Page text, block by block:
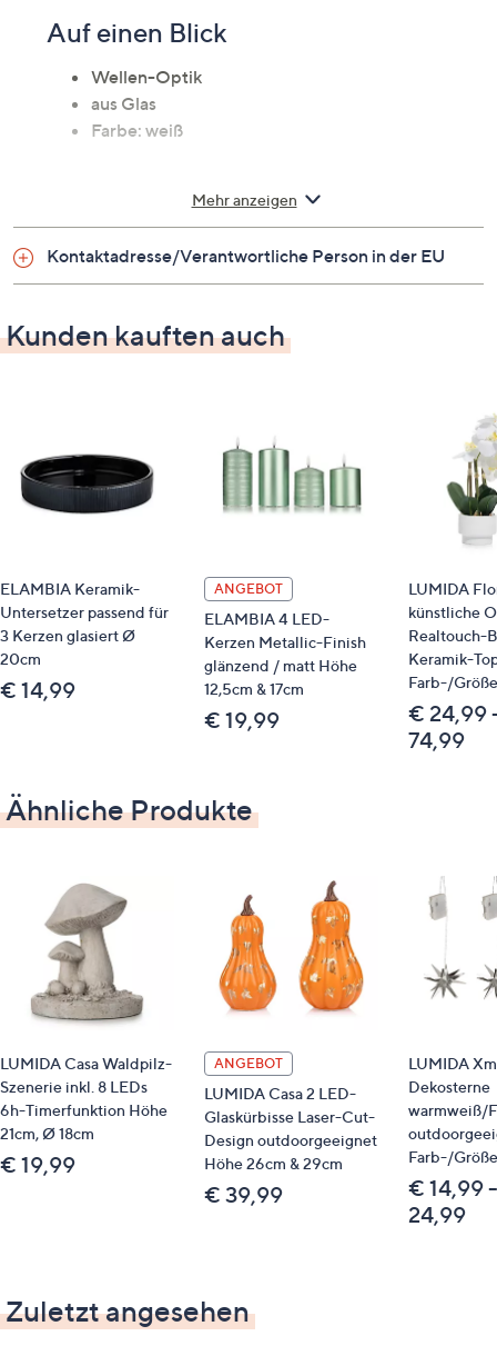
Auf einen Blick
Wellen-Optik
aus Glas
Farbe: weiß
klein: ca. 18 x 16 x 18 cm (B x H x T)
groß: ca. 18 x 21 x18 cm (B x H x T)
trocken abstauben
GTIN: 4007698723286
Bitte beachten
Mehr anzeigen
Kontaktadresse/Verantwortliche Person in der EU
Kunden kauften auch
ELAMBIA Keramik-
Untersetzer passend für
3 Kerzen glasiert Ø
20cm
€ 14,99
ANGEBOT
ELAMBIA 4 LED-
Kerzen Metallic-Finish
glänzend / matt Höhe
12,5cm & 17cm
€ 19,99
LUMIDA
künstliche
Realtouch-
Keramik-
Farb-/
€ 24,99
74,99
Ähnliche Produkte
LUMIDA Casa Waldpilz-
Szenerie inkl. 8 LEDs
6h-Timerfunktion Höhe
21cm, Ø 18cm
€ 19,99
ANGEBOT
LUMIDA Casa 2 LED-
Glaskürbisse Laser-Cut-
Design outdoorgeeignet
Höhe 26cm & 29cm
€ 39,99
LUMIDA
Dekosterne
warmweiß/
Farb-/
€ 14,99
24,99
Zuletzt angesehen